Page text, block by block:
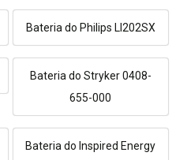
Bateria do Philips LI202SX
Bateria do Stryker 0408-
655-000
Bateria do Inspired Energy